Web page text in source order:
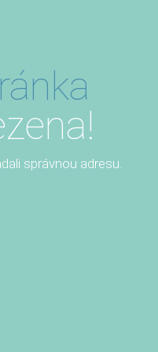
správnou adresu.